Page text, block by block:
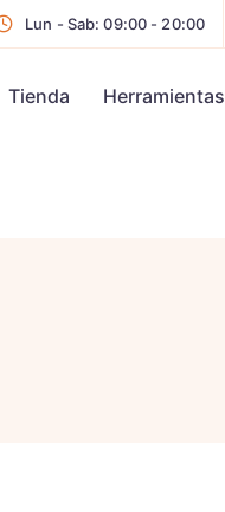
Lun - Sab: 09:00 - 20:00
Tienda Herramientas